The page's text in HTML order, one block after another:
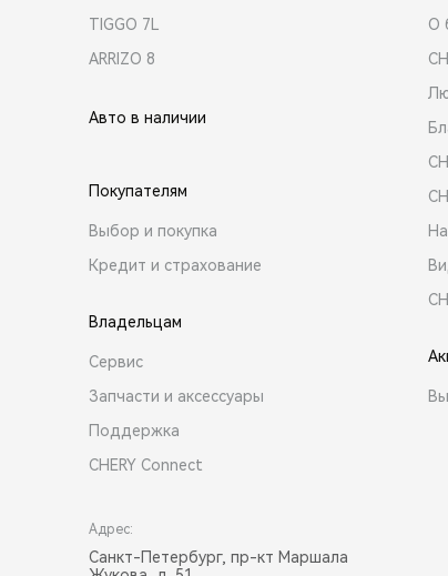
TIGGO 7L
ARRIZO 8
Авто в наличии
Покупателям
Выбор и покупка
Кредит и страхование
Владельцам
Сервис
Запчасти и аксессуары
Поддержка
CHERY Connect
О
Адрес:
Санкт-Петербург, пр-кт Маршала